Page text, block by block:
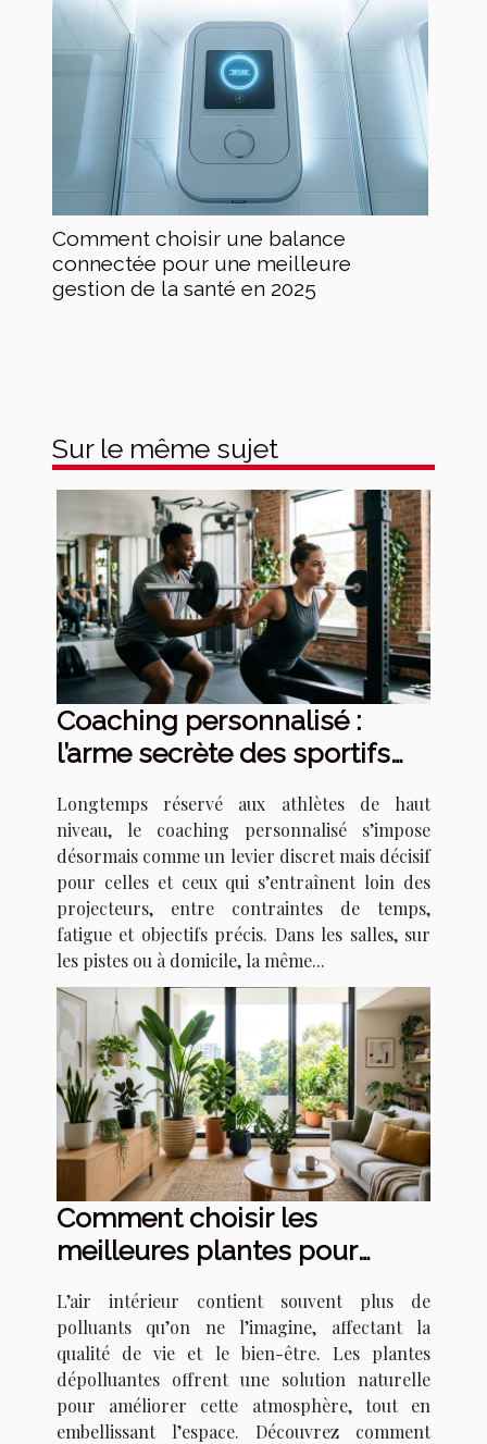
Comment choisir une balance
connectée pour une meilleure
gestion de la santé en 2025
Sur le même sujet
Coaching personnalisé :
l’arme secrète des sportifs
Longtemps réservé aux athlètes de haut
niveau, le coaching personnalisé s’impose
désormais comme un levier discret mais décisif
pour celles et ceux qui s’entraînent loin des
projecteurs, entre contraintes de temps,
fatigue et objectifs précis. Dans les salles, sur
les pistes ou à domicile, la même...
Comment choisir les
meilleures plantes pour
L’air intérieur contient souvent plus de
polluants qu’on ne l’imagine, affectant la
qualité de vie et le bien-être. Les plantes
dépolluantes offrent une solution naturelle
pour améliorer cette atmosphère, tout en
embellissant l’espace. Découvrez comment